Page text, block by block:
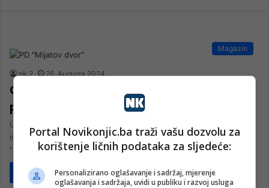
Magazin
nk 2 26. Augusta 2024.
Otkrivena do sada najdublja jama na
planini Čvrsnici
U okviru petodnevne međunarodne speleološko i naučno-
istraživačke ekspediciju u organizaciji Speleološkog društva
“Mijatovi dvori”, istraženo je 13 i pronađeno više…
Pročitaj više
Portal Novikonjic.ba traži vašu dozvolu za
korištenje ličnih podataka za sljedeće:
Personalizirano oglašavanje i sadržaj, mjerenje
oglašavanja i sadržaja, uvidi u publiku i razvoj usluga